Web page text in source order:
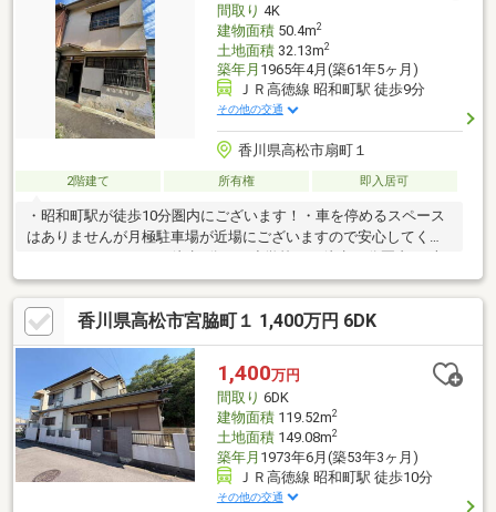
間取り 4K
建物面積50.4m2
土地面積32.13m2
築年月 1965年4月(築61年5ヶ月)
ＪＲ高徳線 昭和町駅 徒歩9分
その他の交通
香川県高松市扇町１
2階建て 所有権 即入居可
・昭和町駅が徒歩10分圏内にございます！・車を停めるスペース
はありませんが月極駐車場が近場にございますので安心してくだ
益物件としてもお使いいただけます♪※お風呂・駐車場がなし
香川県高松市宮脇町１ 1,400万円 6DK
1,400万円
間取り 6DK
建物面積119.52m2
土地面積149.08m2
築年月 1973年6月(築53年3ヶ月)
ＪＲ高徳線 昭和町駅 徒歩10分
その他の交通